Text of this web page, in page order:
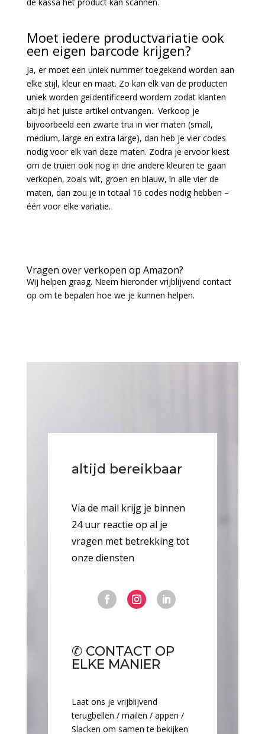
Moet iedere productvariatie ook
een eigen barcode krijgen?
Ja, er moet een uniek nummer toegekend worden aan
elke stijl, kleur en maat. Zo kan elk van de producten
uniek worden geïdentificeerd wordem zodat klanten
altijd het juiste artikel ontvangen. Verkoop je
bijvoorbeeld een zwarte trui in vier maten (small,
medium, large en extra large), dan heb je vier codes
nodig voor elk van deze maten. Zodra je ervoor kiest
om de truien ook nog in drie andere kleuren te gaan
verkopen, zoals wit, groen en blauw, in alle vier de
maten, dan zou je in totaal 16 codes nodig hebben –
één voor elke variatie.
Vragen over verkopen op Amazon?
Wij helpen graag. Neem hieronder vrijblijvend contact
op om te bepalen hoe we je kunnen helpen.
altijd bereikbaar
Via de mail krijg je binnen
24 uur reactie op al je
vragen met betrekking tot
onze diensten
✆ CONTACT OP
ELKE MANIER
Laat ons je vrijblijvend
terugbellen / mailen / appen /
Slacken om samen te bekijken